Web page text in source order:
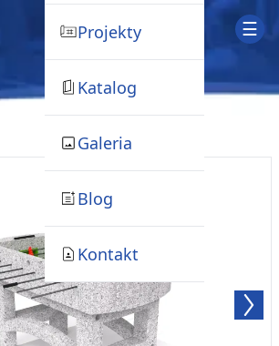
☰
Projekty
Katalog
Galeria
Blog
Kontakt